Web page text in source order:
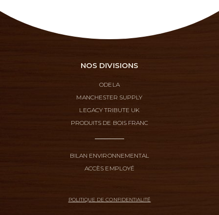
NOS DIVISIONS
ODELA
MANCHESTER SUPPLY
LEGACY TRIBUTE UK
PRODUITS DE BOIS FRANC
BILAN ENVIRONNEMENTAL
ACCÈS EMPLOYÉ
POLITIQUE DE CONFIDENTIALITÉ